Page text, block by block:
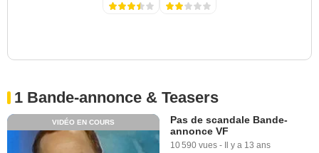
1 Bande-annonce & Teasers
VIDÉO EN COURS
Pas de scandale Bande-
annonce VF
10 590 vues - Il y a 13 ans